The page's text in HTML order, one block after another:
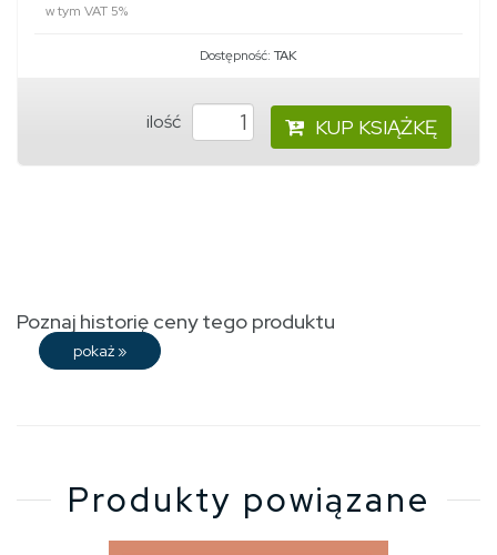
w tym VAT 5%
Dostępność: TAK
ilość KUP KSIĄŻKĘ
Poznaj historię ceny tego produktu
pokaż »
Produkty powiązane